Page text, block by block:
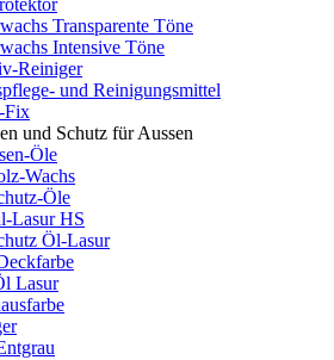
Transparente Töne
Intensive Töne
Reiniger
und Reinigungsmittel
Fix
und Schutz für Aussen
Öle
Wachs
Öle
Lasur HS
Öl-Lasur
Lasur